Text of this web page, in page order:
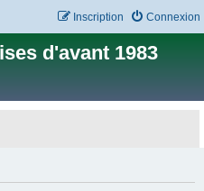
Connexion
Inscription
d'avant 1983